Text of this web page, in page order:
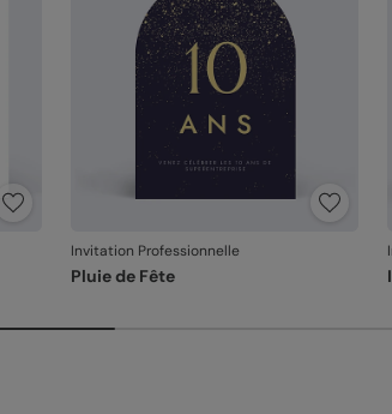
Invitation Professionnelle
Pluie de Fête